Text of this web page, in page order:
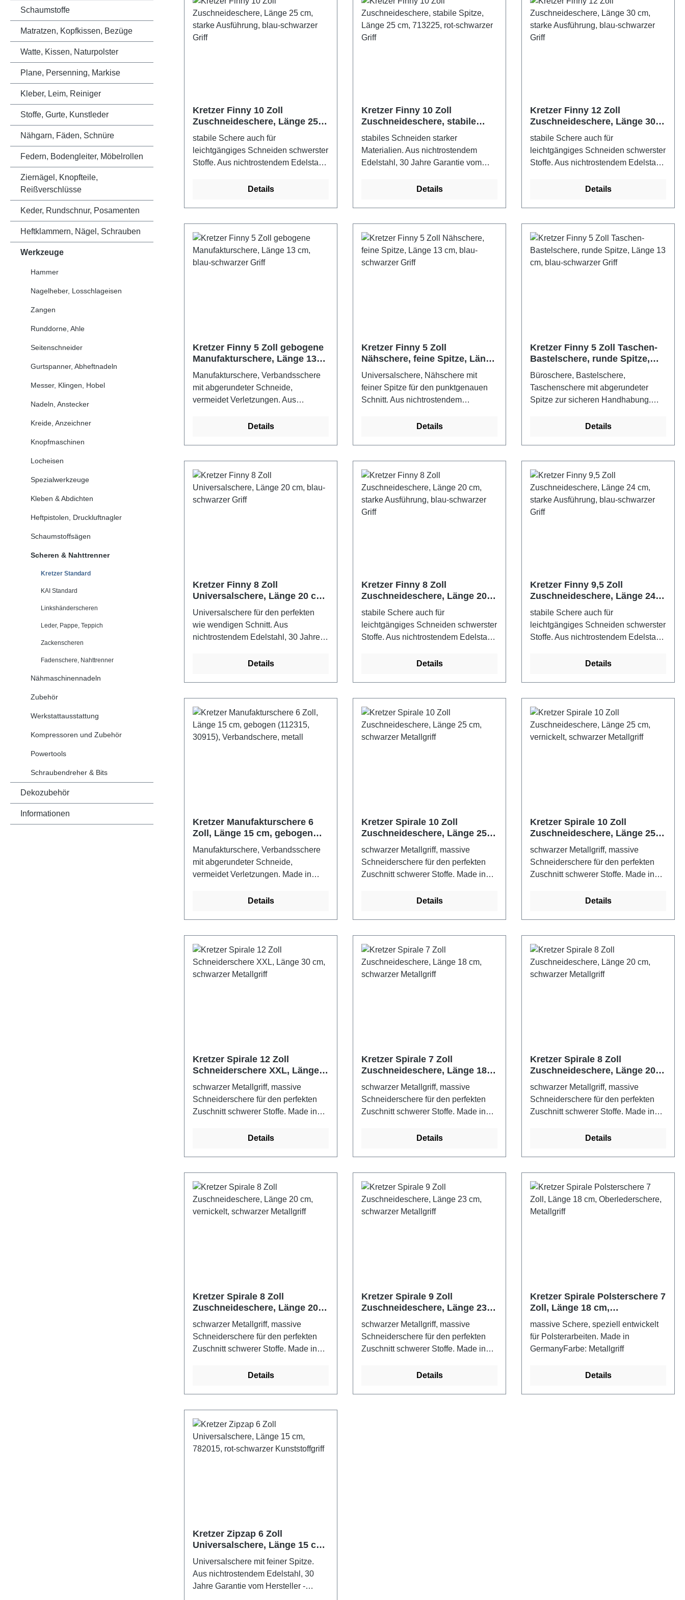
Schaumstoffe
Matratzen, Kopfkissen, Bezüge
Watte, Kissen, Naturpolster
Plane, Persenning, Markise
Kleber, Leim, Reiniger
Stoffe, Gurte, Kunstleder
Nähgarn, Fäden, Schnüre
Federn, Bodengleiter, Möbelrollen
Ziernägel, Knopfteile,
Reißverschlüsse
Keder, Rundschnur, Posamenten
Heftklammern, Nägel, Schrauben
Werkzeuge
Hammer
Nagelheber, Losschlageisen
Zangen
Runddorne, Ahle
Seitenschneider
Gurtspanner, Abheftnadeln
Messer, Klingen, Hobel
Nadeln, Anstecker
Kreide, Anzeichner
Knopfmaschinen
Locheisen
Spezialwerkzeuge
Kleben & Abdichten
Heftpistolen, Druckluftnagler
Schaumstoffsägen
Scheren & Nahttrenner
Kretzer Standard
KAI Standard
Linkshänderscheren
Leder, Pappe, Teppich
Zackenscheren
Fadenschere, Nahttrenner
Nähmaschinennadeln
Zubehör
Werkstattausstattung
Kompressoren und Zubehör
Powertools
Schraubendreher & Bits
Dekozubehör
Informationen
Kretzer Finny 10 Zoll
Zuschneideschere, Länge 25
cm, starke Ausführung, blau-
schwarzer Griff
stabile Schere auch für
leichtgängiges Schneiden schwerster
Stoffe. Aus nichtrostendem Edelstahl,
Kretzer Scheren - Made in
Details
Kretzer Finny 10 Zoll
Zuschneideschere, stabile
Spitze, Länge 25 cm, 713225,
rot-schwarzer Griff
stabiles Schneiden starker
Materialien. Aus nichtrostendem
Edelstahl, 30 Jahre Garantie vom
GermanyFarbe: rot-schwarzer Griff
Details
Kretzer Finny 12 Zoll
Zuschneideschere, Länge 30
cm, starke Ausführung, blau-
schwarzer Griff
stabile Schere auch für
leichtgängiges Schneiden schwerster
Stoffe. Aus nichtrostendem Edelstahl,
Kretzer Scheren - Made in
Details
Kretzer Finny 5 Zoll gebogene
Manufakturschere, Länge 13
cm, blau-schwarzer Griff
Manufakturschere, Verbandsschere
mit abgerundeter Schneide,
vermeidet Verletzungen. Aus
Garantie vom Hersteller - Kretzer
Details
Kretzer Finny 5 Zoll
Nähschere, feine Spitze, Länge
13 cm, blau-schwarzer Griff
Universalschere, Nähschere mit
feiner Spitze für den punktgenauen
Schnitt. Aus nichtrostendem
Hersteller - Kretzer Scheren - Made in
Details
Kretzer Finny 5 Zoll Taschen-
Bastelschere, runde Spitze,
Länge 13 cm, blau-schwarzer
Griff
Büroschere, Bastelschere,
Taschenschere mit abgerundeter
Spitze zur sicheren Handhabung.
Jahre Garantie vom Hersteller -
Details
Kretzer Finny 8 Zoll
Universalschere, Länge 20 cm,
blau-schwarzer Griff
Universalschere für den perfekten
wie wendigen Schnitt. Aus
nichtrostendem Edelstahl, 30 Jahre
Scheren - Made in GermanyFarbe:
Details
Kretzer Finny 8 Zoll
Zuschneideschere, Länge 20
cm, starke Ausführung, blau-
schwarzer Griff
stabile Schere auch für
leichtgängiges Schneiden schwerster
Stoffe. Aus nichtrostendem Edelstahl,
Kretzer Scheren - Made in
Details
Kretzer Finny 9,5 Zoll
Zuschneideschere, Länge 24
cm, starke Ausführung, blau-
schwarzer Griff
stabile Schere auch für
leichtgängiges Schneiden schwerster
Stoffe. Aus nichtrostendem Edelstahl,
Kretzer Scheren - Made in
Details
Kretzer Manufakturschere 6
Zoll, Länge 15 cm, gebogen
(112315, 30915),
Verbandschere, metall
Manufakturschere, Verbandsschere
mit abgerundeter Schneide,
vermeidet Verletzungen. Made in
Details
Kretzer Spirale 10 Zoll
Zuschneideschere, Länge 25
cm, schwarzer Metallgriff
schwarzer Metallgriff, massive
Schneiderschere für den perfekten
Zuschnitt schwerer Stoffe. Made in
Details
Kretzer Spirale 10 Zoll
Zuschneideschere, Länge 25
cm, vernickelt, schwarzer
Metallgriff
schwarzer Metallgriff, massive
Schneiderschere für den perfekten
Zuschnitt schwerer Stoffe. Made in
Details
Kretzer Spirale 12 Zoll
Schneiderschere XXL, Länge
30 cm, schwarzer Metallgriff
schwarzer Metallgriff, massive
Schneiderschere für den perfekten
Zuschnitt schwerer Stoffe. Made in
Details
Kretzer Spirale 7 Zoll
Zuschneideschere, Länge 18
cm, schwarzer Metallgriff
schwarzer Metallgriff, massive
Schneiderschere für den perfekten
Zuschnitt schwerer Stoffe. Made in
Details
Kretzer Spirale 8 Zoll
Zuschneideschere, Länge 20
cm, schwarzer Metallgriff
schwarzer Metallgriff, massive
Schneiderschere für den perfekten
Zuschnitt schwerer Stoffe. Made in
Details
Kretzer Spirale 8 Zoll
Zuschneideschere, Länge 20
cm, vernickelt, schwarzer
Metallgriff
schwarzer Metallgriff, massive
Schneiderschere für den perfekten
Zuschnitt schwerer Stoffe. Made in
Details
Kretzer Spirale 9 Zoll
Zuschneideschere, Länge 23
cm, schwarzer Metallgriff
schwarzer Metallgriff, massive
Schneiderschere für den perfekten
Zuschnitt schwerer Stoffe. Made in
Details
Kretzer Spirale Polsterschere 7
Zoll, Länge 18 cm,
Oberlederschere, Metallgriff
massive Schere, speziell entwickelt
für Polsterarbeiten. Made in
GermanyFarbe: Metallgriff
Details
Kretzer Zipzap 6 Zoll
Universalschere, Länge 15 cm,
782015, rot-schwarzer
Kunststoffgriff
Universalschere mit feiner Spitze.
Aus nichtrostendem Edelstahl, 30
Jahre Garantie vom Hersteller -